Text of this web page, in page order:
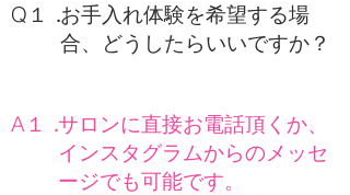
Q１．お手入れ体験を希望する場
合、どうしたらいいですか？
A １．サロンに直接お電話頂くか、
インスタグラムからのメッセ
ージでも可能です。